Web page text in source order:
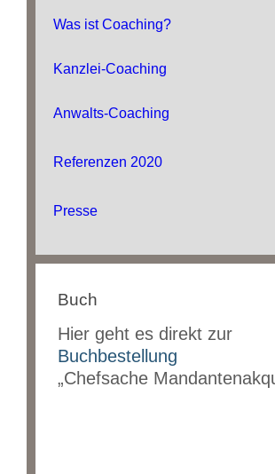
Was ist Coaching?
Kanzlei-Coaching
Anwalts-Coaching
Referenzen 2020
Presse
Buch
Hier geht es direkt zur
Buchbestellung
„Chefsache